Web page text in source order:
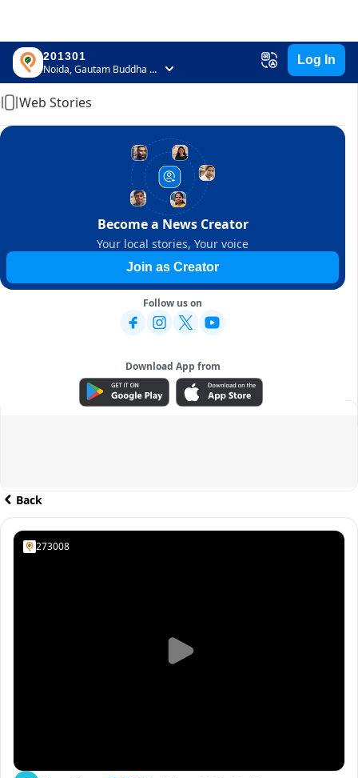
201301
Noida, Gautam Buddha Nagar, Uttar Pradesh
Log In
Home
Web Stories
Become a News Creator
Your local stories, Your voice
Join as Creator
Follow us on
Download App from
ADVERTISEMENT
Back
273008